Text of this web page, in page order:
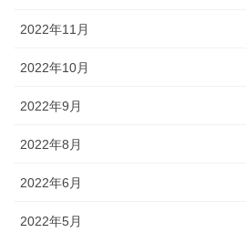
2022年11月
2022年10月
2022年9月
2022年8月
2022年6月
2022年5月